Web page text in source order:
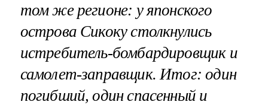
том же регионе: у японского
острова Сикоку столкнулись
истребитель-бомбардировщик и
самолет-заправщик. Итог: один
погибший, один спасенный и